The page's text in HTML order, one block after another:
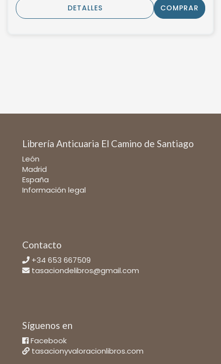
DETALLES COMPRAR
Librería Anticuaria El Camino de Santiago
León
Madrid
España
Información legal
Contacto
+34 653 667509
tasaciondelibros@gmail.com
Síguenos en
Facebook
tasacionyvaloracionlibros.com